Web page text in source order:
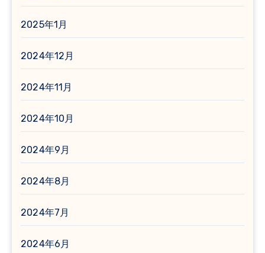
2025年1月
2024年12月
2024年11月
2024年10月
2024年9月
2024年8月
2024年7月
2024年6月